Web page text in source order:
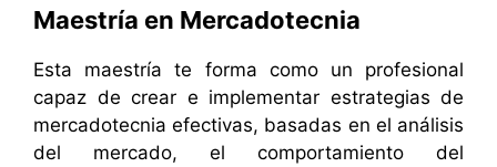
Maestría en Mercadotecnia
Esta maestría te forma como un profesional
capaz de crear e implementar estrategias de
mercadotecnia efectivas, basadas en el análisis
del mercado, el comportamiento del